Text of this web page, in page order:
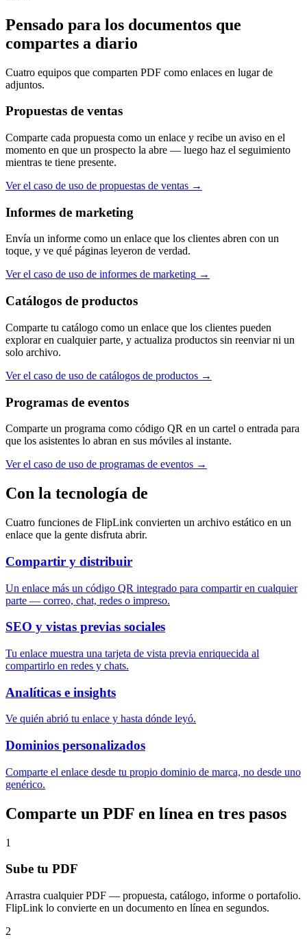
Pensado para los documentos que
compartes a diario
Cuatro equipos que comparten PDF como enlaces en lugar de
adjuntos.
Propuestas de ventas
Comparte cada propuesta como un enlace y recibe un aviso en el
momento en que un prospecto la abre — luego haz el seguimiento
mientras te tiene presente.
Ver el caso de uso de propuestas de ventas →
Informes de marketing
Envía un informe como un enlace que los clientes abren con un
toque, y ve qué páginas leyeron de verdad.
Ver el caso de uso de informes de marketing →
Catálogos de productos
Comparte tu catálogo como un enlace que los clientes pueden
explorar en cualquier parte, y actualiza productos sin reenviar ni un
solo archivo.
Ver el caso de uso de catálogos de productos →
Programas de eventos
Comparte un programa como código QR en un cartel o entrada para
que los asistentes lo abran en sus móviles al instante.
Ver el caso de uso de programas de eventos →
Con la tecnología de
Cuatro funciones de FlipLink convierten un archivo estático en un
enlace que la gente disfruta abrir.
Compartir y distribuir
Un enlace más un código QR integrado para compartir en cualquier
parte — correo, chat, redes o impreso.
SEO y vistas previas sociales
Tu enlace muestra una tarjeta de vista previa enriquecida al
compartirlo en redes y chats.
Analíticas e insights
Ve quién abrió tu enlace y hasta dónde leyó.
Dominios personalizados
Comparte el enlace desde tu propio dominio de marca, no desde uno
genérico.
Comparte un PDF en línea en tres pasos
1
Sube tu PDF
Arrastra cualquier PDF — propuesta, catálogo, informe o portafolio.
FlipLink lo convierte en un documento en línea en segundos.
2